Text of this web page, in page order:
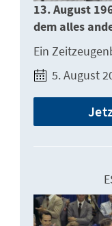
13. August
dem alles
Ein
5. August